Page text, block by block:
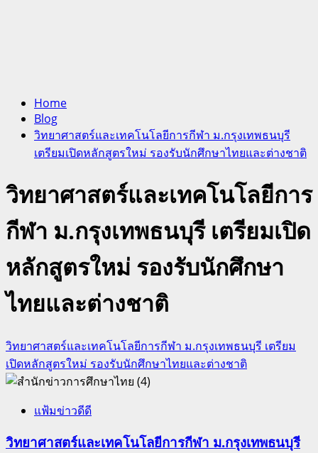
Home
Blog
วิทยาศาสตร์และเทคโนโลยีการกีฬา ม.กรุงเทพธนบุรี
เตรียมเปิดหลักสูตรใหม่ รองรับนักศึกษาไทยและต่างชาติ
วิทยาศาสตร์และเทคโนโลยีการ
กีฬา ม.กรุงเทพธนบุรี เตรียมเปิด
หลักสูตรใหม่ รองรับนักศึกษา
ไทยและต่างชาติ
วิทยาศาสตร์และเทคโนโลยีการกีฬา ม.กรุงเทพธนบุรี เตรียม
เปิดหลักสูตรใหม่ รองรับนักศึกษาไทยและต่างชาติ
แฟ้มข่าวดีดี
วิทยาศาสตร์และเทคโนโลยีการกีฬา ม.กรุงเทพธนบุรี